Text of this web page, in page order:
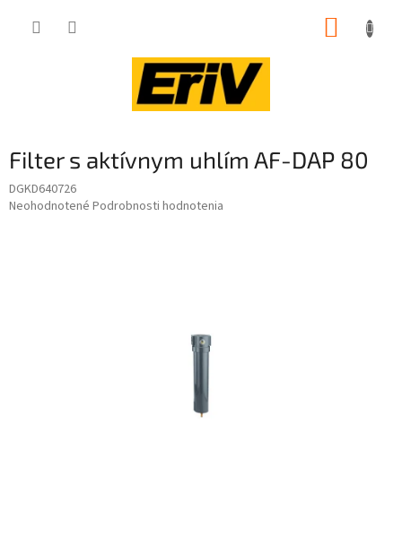
Filter s aktívnym uhlím AF-DAP 80
DGKD640726
Priemerné
Neohodnotené Podrobnosti hodnotenia